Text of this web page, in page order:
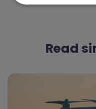
Read